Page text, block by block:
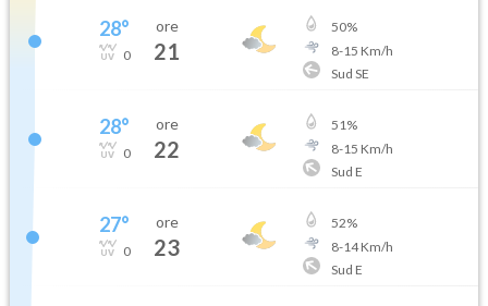
28°
0
ore
21
50%
8-15 Km/h
Sud SE
28°
0
ore
22
51%
8-15 Km/h
Sud E
27°
0
ore
23
52%
8-14Km/h
Sud E